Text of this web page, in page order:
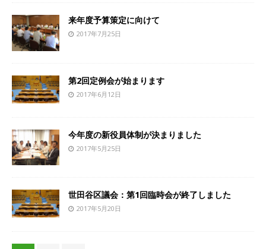
来年度予算策定に向けて
2017年7月25日
第2回定例会が始まります
2017年6月12日
今年度の新役員体制が決まりました
2017年5月25日
世田谷区議会：第1回臨時会が終了しました
2017年5月20日